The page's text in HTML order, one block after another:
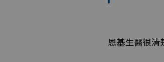
恩基生醫很清